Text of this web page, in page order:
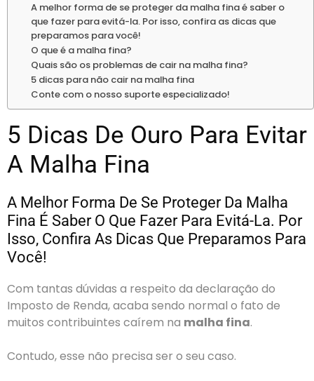
A melhor forma de se proteger da malha fina é saber o
que fazer para evitá-la. Por isso, confira as dicas que
preparamos para você!
O que é a malha fina?
Quais são os problemas de cair na malha fina?
5 dicas para não cair na malha fina
Conte com o nosso suporte especializado!
5 Dicas De Ouro Para Evitar
A Malha Fina
A Melhor Forma De Se Proteger Da Malha
Fina É Saber O Que Fazer Para Evitá-La. Por
Isso, Confira As Dicas Que Preparamos Para
Você!
Com tantas dúvidas a respeito da declaração do
Imposto de Renda, acaba sendo normal o fato de
muitos contribuintes caírem na malha fina.
Contudo, esse não precisa ser o seu caso.